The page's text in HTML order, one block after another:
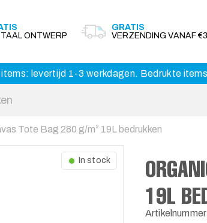
ONTWERP
GRATIS
VERZENDING VANAF
levertijd 1-3 werkdagen. Bedrukte
Tote Bag 280 g/m² 19L bedrukken
In stock
19L